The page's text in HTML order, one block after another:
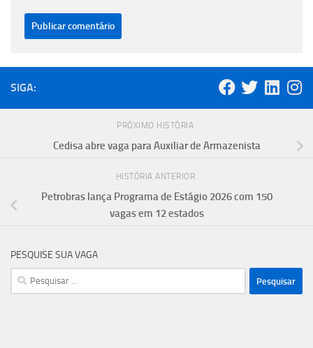
SIGA:
PRÓXIMO HISTÓRIA
Cedisa abre vaga para Auxiliar de Armazenista
HISTÓRIA ANTERIOR
Petrobras lança Programa de Estágio 2026 com 150
vagas em 12 estados
PESQUISE SUA VAGA
Pesquisar
por: